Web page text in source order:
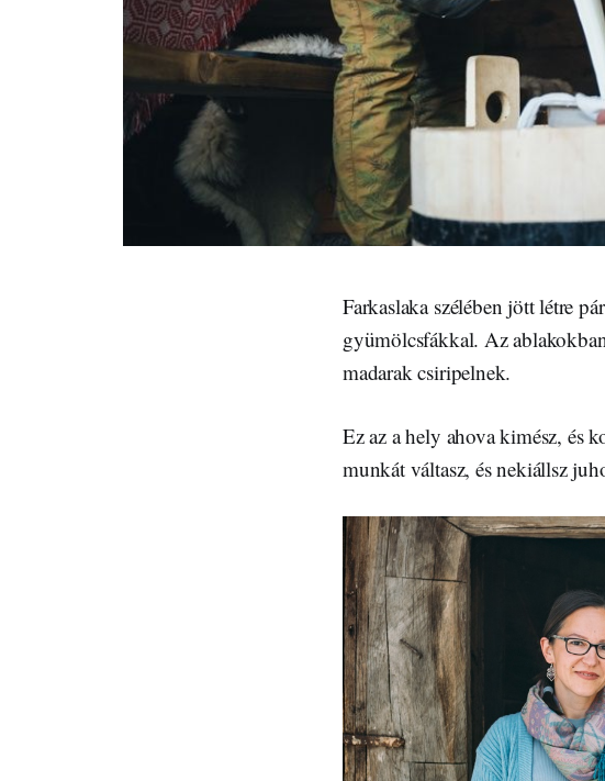
Farkaslaka szélében jött létre
gyümölcsfákkal. Az
madarak csiripelnek.
Ez az a hely ahova kimész, és
munkát váltasz, és nekiállsz